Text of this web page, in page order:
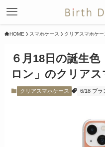
HOME スマホケース クリアスマホケー
６月18日の誕生
ロン」のクリア
クリアスマホケース 6/18 ブラ